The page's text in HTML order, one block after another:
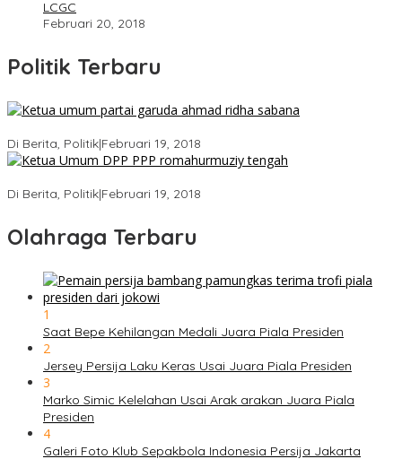
LCGC
Februari 20, 2018
Politik Terbaru
Di Berita, Politik|Februari 19, 2018
Di Berita, Politik|Februari 19, 2018
Olahraga Terbaru
1
Saat Bepe Kehilangan Medali Juara Piala Presiden
2
Jersey Persija Laku Keras Usai Juara Piala Presiden
3
Marko Simic Kelelahan Usai Arak arakan Juara Piala
Presiden
4
Galeri Foto Klub Sepakbola Indonesia Persija Jakarta